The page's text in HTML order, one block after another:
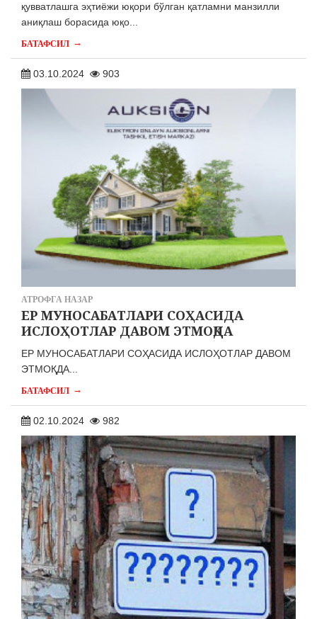
қувватлашга эҳтиёжи юқори бўлган қатламни манзилли
аниқлаш борасида юқо...
БАТАФСИЛ →
03.10.2024 903
АТРОФГА НАЗАР
ЕР МУНОСАБАТЛАРИ СОҲАСИДА
ИСЛОҲОТЛАР ДАВОМ ЭТМОҚДА
ЕР МУНОСАБАТЛАРИ СОҲАСИДА ИСЛОҲОТЛАР ДАВОМ
ЭТМОҚДА...
БАТАФСИЛ →
02.10.2024 982